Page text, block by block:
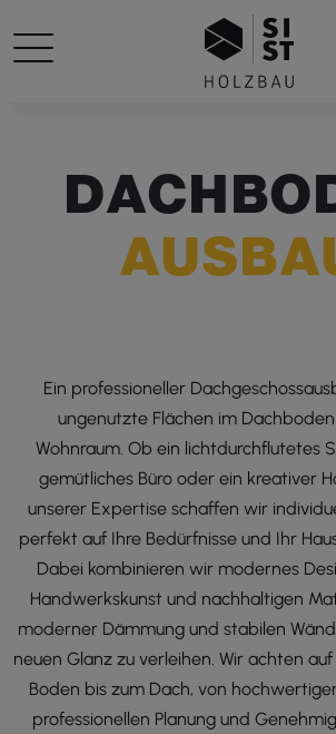
DACHBO
AUSBA
Ein professioneller
ungenutzte Flächen im
Wohnraum. Ob ein lichtdurchflutetes
gemütliches Büro oder ein kreativer
unserer Expertise schaffen wir
perfekt auf Ihre Bedürfnisse und Ihr
Dabei kombinieren wir modernes
Handwerkskunst und nachhaltigen
moderner Dämmung und stabilen
neuen Glanz zu verleihen. Wir achten
Boden bis zum Dach, von
professionellen Planung und